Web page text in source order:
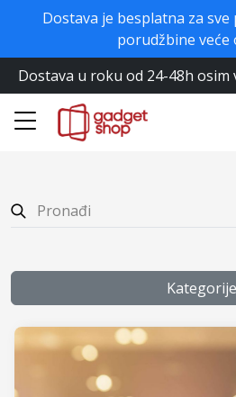
Dostava je besplatna za
porudžbine veće
Dostava u roku od 24-48h osim
Početna
Prodavnica
Ulogujte se
Kategorije